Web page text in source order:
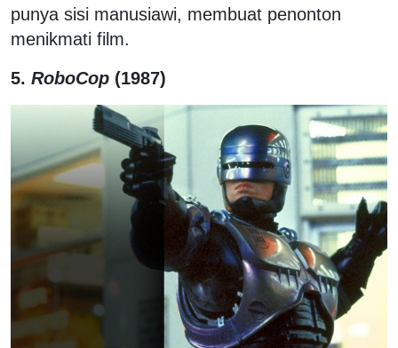
punya sisi manusiawi, membuat penonton
menikmati film.
5. RoboCop (1987)